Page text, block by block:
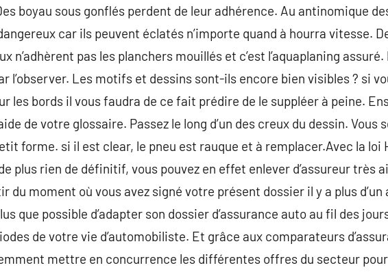
boyau sous gonflés perdent de leur adhérence. Au antinomique
car ils peuvent éclatés n’importe quand à hourra vitesse.
n’adhèrent pas les planchers mouillés et c’est l’aquaplaning assuré.
l’observer. Les motifs et dessins sont-ils encore bien visibles ? si
les bords il vous faudra de ce fait prédire de le suppléer à peine.
de votre glossaire. Passez le long d’un des creux du dessin.
forme. si il est clear, le pneu est rauque et à remplacer.Avec la loi
plus rien de définitif, vous pouvez en effet enlever d’assureur très
du moment où vous avez signé votre présent dossier il y a plus d’un
que possible d’adapter son dossier d’assurance auto au fil des
de votre vie d’automobiliste. Et grâce aux comparateurs
mettre en concurrence les différentes offres du secteur